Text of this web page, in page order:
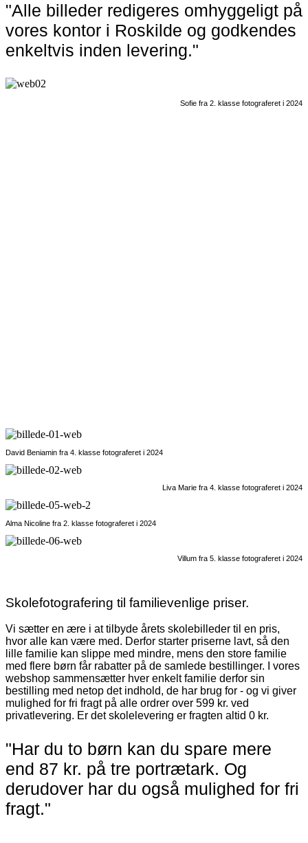
"Alle billeder redigeres omhyggeligt på
vores kontor i Roskilde og godkendes
enkeltvis inden levering."
Sofie fra 2. klasse fotograferet i 2024
David Beniamin fra 4. klasse fotograferet i 2024
Liva Marie fra 4. klasse fotograferet i 2024
Alma Nicoline fra 2. klasse fotograferet i 2024
Villum fra 5. klasse fotograferet i 2024
Skolefotografering til familievenlige priser.
Vi sætter en ære i at tilbyde årets skolebilleder til en pris,
hvor alle kan være med. Derfor starter priserne lavt, så den
lille familie kan slippe med mindre, mens den store familie
med flere børn får rabatter på de samlede bestillinger. I vores
webshop sammensætter hver enkelt familie derfor sin
bestilling med netop det indhold, de har brug for - og vi giver
mulighed for fri fragt på alle ordrer over 599 kr. ved
privatlevering. Er det skolelevering er fragten altid 0 kr.
"Har du to børn kan du spare mere
end 87 kr. på tre portrætark. Og
derudover har du også mulighed for fri
fragt."